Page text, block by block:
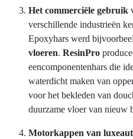
Het commerciële gebruik
verschillende industrieën
Epoxyhars werd
vloeren. ResinPro
eencomponentenhars die
waterdicht maken van
voor het bekleden van
duurzame vloer van nieuw
Motorkappen van